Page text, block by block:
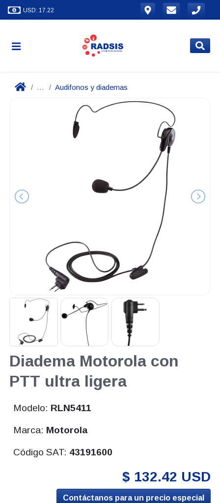
USD: 17.22
... Audifonos y diademas
Diadema Motorola con
PTT ultra ligera
Modelo: RLN5411
Marca: Motorola
Código SAT: 43191600
$ 132.42 USD
Contáctanos para un precio especial